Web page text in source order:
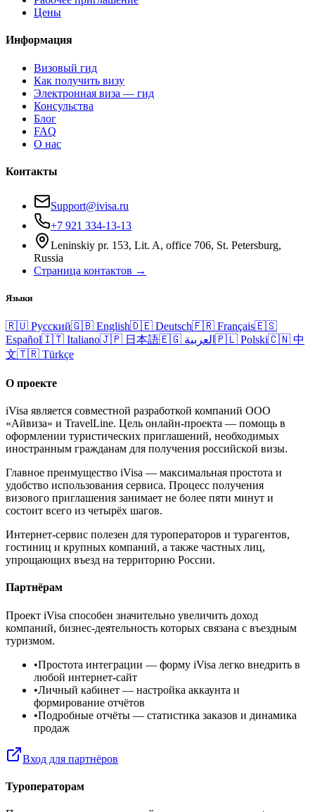
Цены
Информация
Визовый гид
Как получить визу
Электронная виза — гид
Консульства
Блог
FAQ
О нас
Контакты
Support@ivisa.ru
+7 921 334-13-13
Leninskiy pr. 153, Lit. A, office 706, St. Petersburg,
Russia
Страница контактов →
Языки
🇷🇺 Русский🇬🇧 English🇩🇪 Deutsch🇫🇷 Français🇪🇸
Español🇮🇹 Italiano🇯🇵 日本語🇪🇬 العربية 🇵🇱 Polski🇨🇳 中
文🇹🇷 Türkçe
О проекте
iVisa является совместной разработкой компаний ООО
«Айвиза» и TravelLine. Цель онлайн-проекта — помощь в
оформлении туристических приглашений, необходимых
иностранным гражданам для получения российской визы.
Главное преимущество iVisa — максимальная простота и
удобство использования сервиса. Процесс получения
визового приглашения занимает не более пяти минут и
состоит всего из четырёх шагов.
Интернет-сервис полезен для туроператоров и турагентов,
гостиниц и крупных компаний, а также частных лиц,
упрощающих въезд на территорию России.
Партнёрам
Проект iVisa способен значительно увеличить доход
компаний, бизнес-деятельность которых связана с въездным
туризмом.
•Простота интеграции — форму iVisa легко внедрить в
любой интернет-сайт
•Личный кабинет — настройка аккаунта и
формирование отчётов
•Подробные отчёты — статистика заказов и динамика
продаж
Вход для партнёров
Туроператорам